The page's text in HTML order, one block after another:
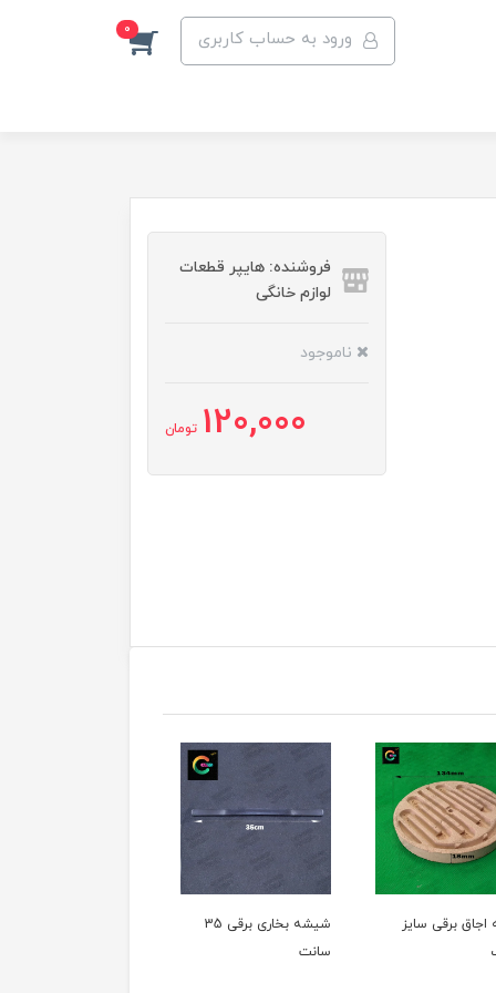
ورود به حساب کاربری 0
فروشنده: هایپر قطعات
لوازم خانگی
ناموجود
120,000 تومان